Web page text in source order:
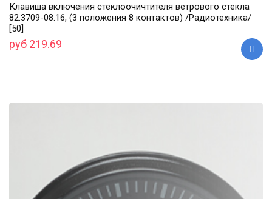
Клавиша включения стеклоочичтителя ветрового стекла
82.3709-08.16, (3 положения 8 контактов) /Радиотехника/
[50]
руб 219.69